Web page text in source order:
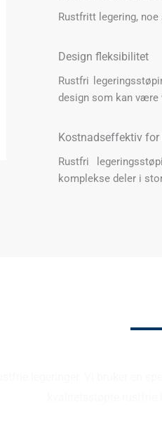
Rustfritt legering,
Design fleksibilitet
Rustfri
design som kan være
Kostnadseffektiv for
Rustfri
komplekse deler i